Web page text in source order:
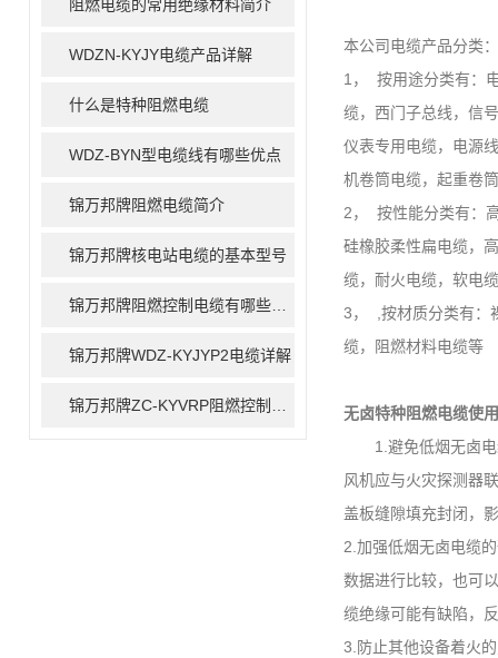
阻燃电缆的常用绝缘材料简介
WDZN-KYJY电缆产品详解
什么是特种阻燃电缆
WDZ-BYN型电缆线有哪些优点
锦万邦牌阻燃电缆简介
锦万邦牌核电站电缆的基本型号
锦万邦牌WDZ-KYJYP2电缆详解
本公司电缆产品分类：
1， 按用途分类有：
缆，西门子总线，信
仪表专用电缆，电源
机卷筒电缆，起重卷
2， 按性能分类有：
硅橡胶柔性扁电缆，
缆，耐火电缆，软电
3， ,按材质分类有：
缆，阻燃材料电缆等
无卤特种阻燃电缆使
1.避免低烟无卤电
风机应与火灾探测器
盖板缝隙填充封闭，
2.加强低烟无卤电缆
数据进行比较，也可
缆绝缘可能有缺陷，
3.防止其他设备着火